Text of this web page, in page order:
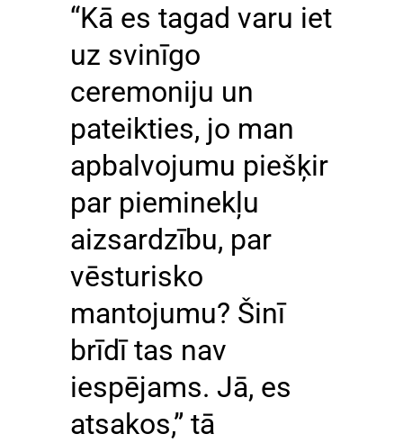
“Kā es tagad varu iet
uz svinīgo
ceremoniju un
pateikties, jo man
apbalvojumu piešķir
par pieminekļu
aizsardzību, par
vēsturisko
mantojumu? Šinī
brīdī tas nav
iespējams. Jā, es
atsakos,” tā